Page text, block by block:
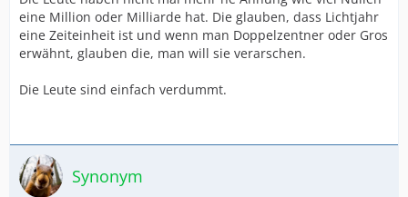
eine Million oder Milliarde hat. Die glauben, dass Lichtjahr
eine Zeiteinheit ist und wenn man Doppelzentner oder Gros
erwähnt, glauben die, man will sie verarschen.
Die Leute sind einfach verdummt.
Synonym